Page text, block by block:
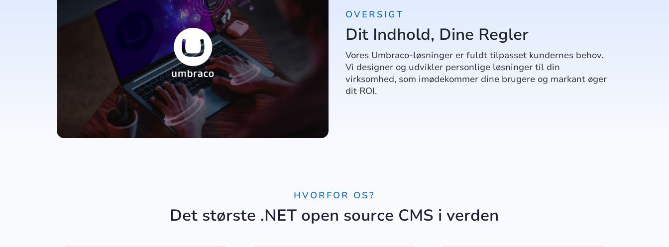
OVERSIGT
Dit Indhold, Dine Regler
Vores Umbraco-løsninger er fuldt tilpasset kundernes behov.
Vi designer og udvikler personlige løsninger til din
virksomhed, som imødekommer dine brugere og markant øger
dit ROI.
HVORFOR OS?
Det største .NET open source CMS i verden